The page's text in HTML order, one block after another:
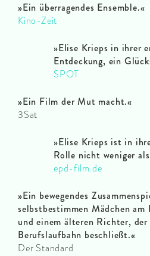
»Ein überragendes Ensemble.«
Kino-Zeit
»Elise Krieps in ihrer
Entdeckung, ein
SPOT
»Ein Film der Mut macht.«
3Sat
»Elise Krieps ist in
Rolle nicht weniger
epd-film.de
»Ein bewegendes
selbstbestimmen Mädchen am
und einem älteren Richter, der
Berufslaufbahn beschließt.«
Der Standard